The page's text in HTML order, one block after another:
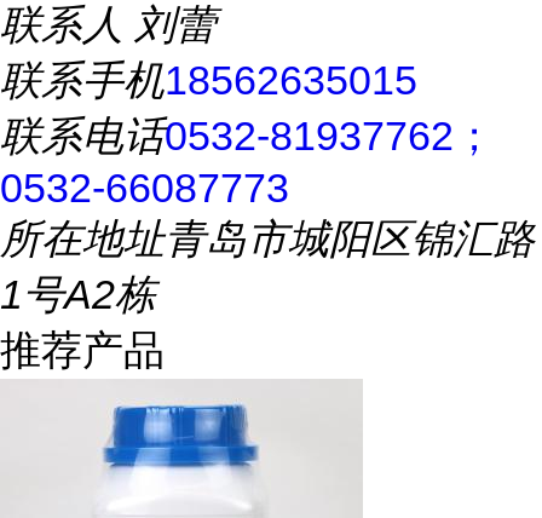
联系人 刘蕾
联系手机18562635015
联系电话0532-81937762；
0532-66087773
所在地址青岛市城阳区锦汇路
1号A2栋
推荐产品